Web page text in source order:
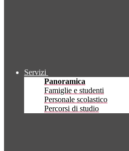
Servizi
Panoramica
Famiglie e studenti
Personale scolastico
Percorsi di studio